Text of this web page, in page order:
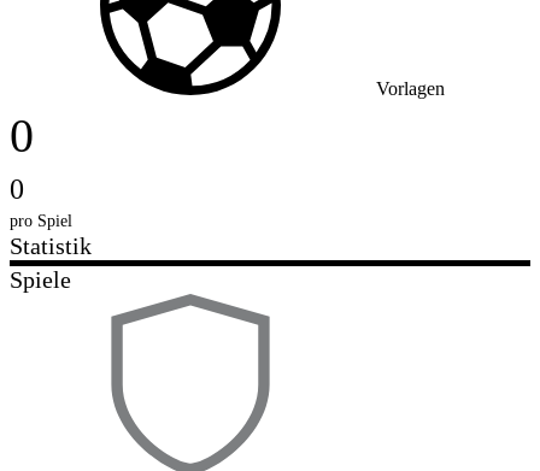
Vorlagen
0
0
pro Spiel
Statistik
Spiele